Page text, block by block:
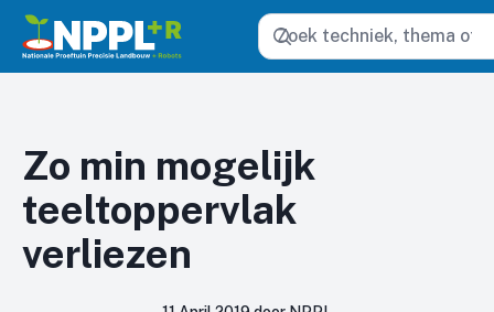
Zoeken
Zo min mogelijk
teeltoppervlak
verliezen